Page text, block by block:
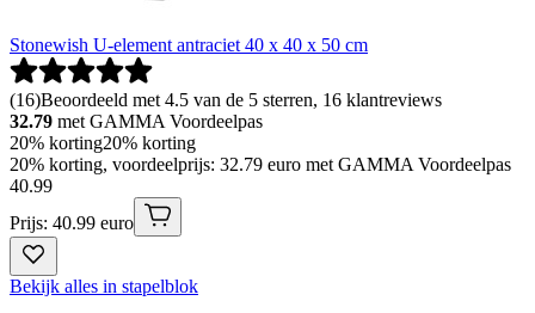
Stonewish U-element antraciet 40 x 40 x 50 cm
(16)Beoordeeld met 4.5 van de 5 sterren, 16 klantreviews
32.79 met GAMMA Voordeelpas
20% korting20% korting
20% korting, voordeelprijs: 32.79 euro met GAMMA Voordeelpas
40.99
Prijs: 40.99 euro
Bekijk alles in stapelblok